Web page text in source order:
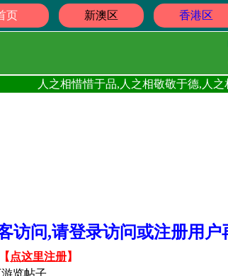
页 新澳区 香港区
人之相惜惜于品,人之相敬敬于德,人
访问,请登录访问或注册用
【 点这里注册】
览帖子